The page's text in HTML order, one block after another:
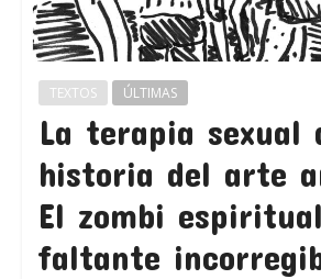
TEXTOS ÚLTIMAS
La terapia sexual
historia del arte
El zombi
faltante